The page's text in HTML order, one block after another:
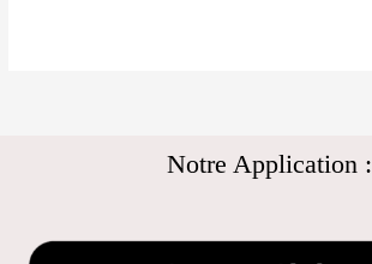
Notre Application :